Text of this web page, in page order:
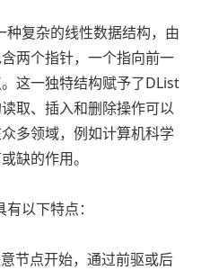
复杂的线性数据结构，由
两个指针，一个指向前一
这一独特结构赋予了DList
取、插入和删除操作可以
多领域，例如计算机科学
缺的作用。
以下特点：
节点开始，通过前驱或后